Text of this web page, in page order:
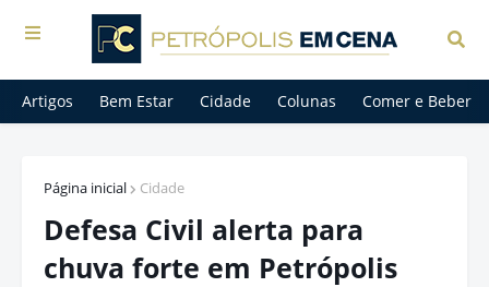
Artigos Bem Estar Cidade Colunas Comer e Beber
Página inicial Cidade
Defesa Civil alerta para
chuva forte em Petrópolis